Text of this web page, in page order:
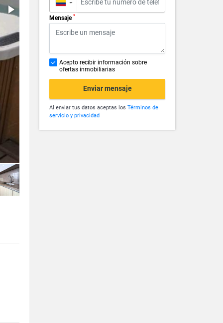
▼
Mensaje *
Acepto recibir información sobre
ofertas inmobiliarias
Enviar mensaje
Al enviar tus datos aceptas los Términos de
servicio y privacidad